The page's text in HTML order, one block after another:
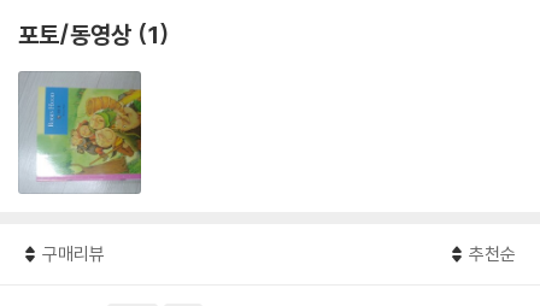
포토/동영상 (1)
구매리뷰 추천순